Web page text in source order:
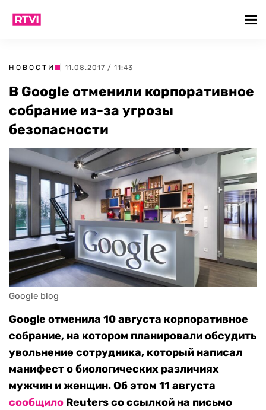
НОВОСТИ | 11.08.2017 / 11:43
В Google отменили корпоративное
собрание из-за угрозы
безопасности
Google blog
Google отменила 10 августа корпоративное
собрание, на котором планировали обсудить
увольнение сотрудника, который написал
манифест о биологических различиях
мужчин и женщин. Об этом 11 августа
сообщило Reuters со ссылкой на письмо